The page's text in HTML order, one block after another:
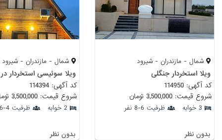
شمال - مازندران - شیرود
ویلا استخردار جنگلی
کد آگهی: 114950
شروع قیمت: 3,500,000 تومان
3 خوابه ظرفیت 6-8 نفر
بدون نظر
شمال - مازندران - شیرود
ویلا سوئیسی استخردار
کد آگهی: 114394
شروع قیمت: 3,500,000 تومان
2 خوابه ظرفیت 4-6 نفر
بدون نظر